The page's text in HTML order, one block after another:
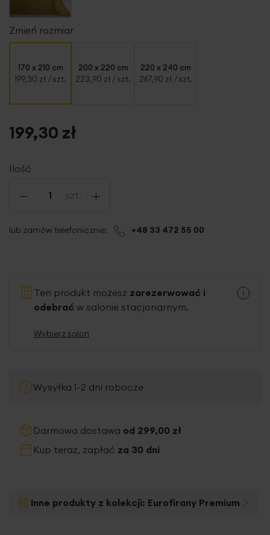
Zmień rozmiar
170 x 210 cm
199,30 zł / szt.
200 x 220 cm
223,90 zł / szt.
220 x 240 cm
267,90 zł / szt.
Ilość
- szt. +
199,30 zł
lub zamów telefonicznie: +48 33 472 55 00
Ten produkt możesz zarezerwować i
odebrać w salonie stacjonarnym.
Wybierz salon
Wysyłka 1-2 dni robocze
Darmowa dostawa od 299,00 zł
Kup teraz, zapłać za 30 dni
Inne produkty z kolekcji: Eurofirany Premium